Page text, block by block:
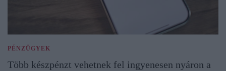
PÉNZÜGYEK
Több készpénzt vehetnek fel ingyenesen nyáron a